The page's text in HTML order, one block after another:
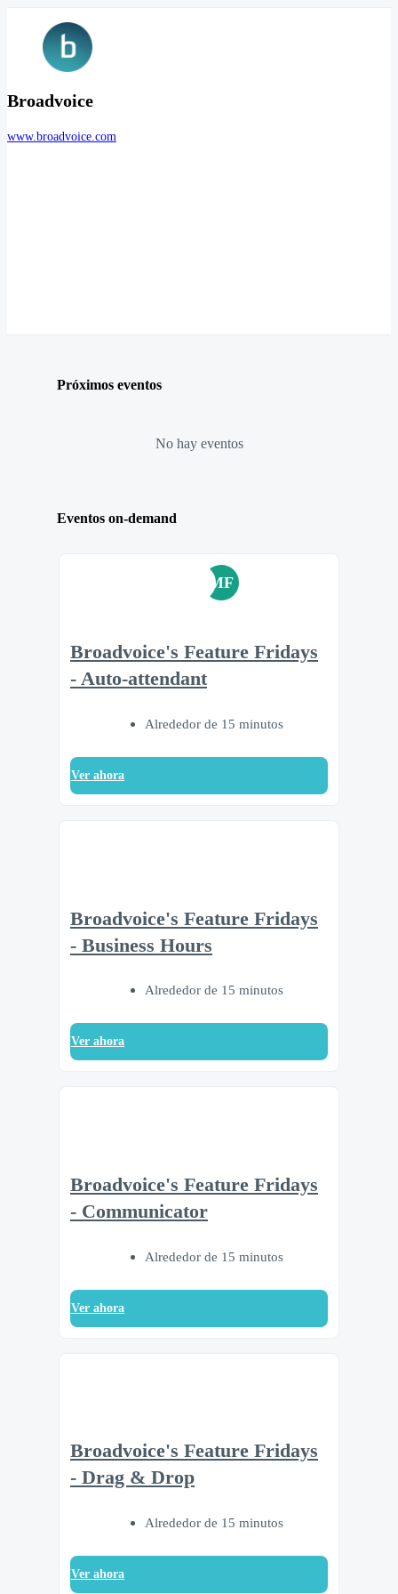
Broadvoice
www.broadvoice.com
Próximos eventos
No hay eventos
Eventos on-demand
MF
Broadvoice's Feature Fridays
- Auto-attendant
Alrededor de 15 minutos
Ver ahora
Broadvoice's Feature Fridays
- Business Hours
Alrededor de 15 minutos
Ver ahora
Broadvoice's Feature Fridays
- Communicator
Alrededor de 15 minutos
Ver ahora
Broadvoice's Feature Fridays
- Drag & Drop
Alrededor de 15 minutos
Ver ahora